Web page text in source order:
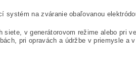
systém na zváranie obaľovanou
siete, v generátorovom režime alebo pri
pri opravách a údržbe v priemysle a